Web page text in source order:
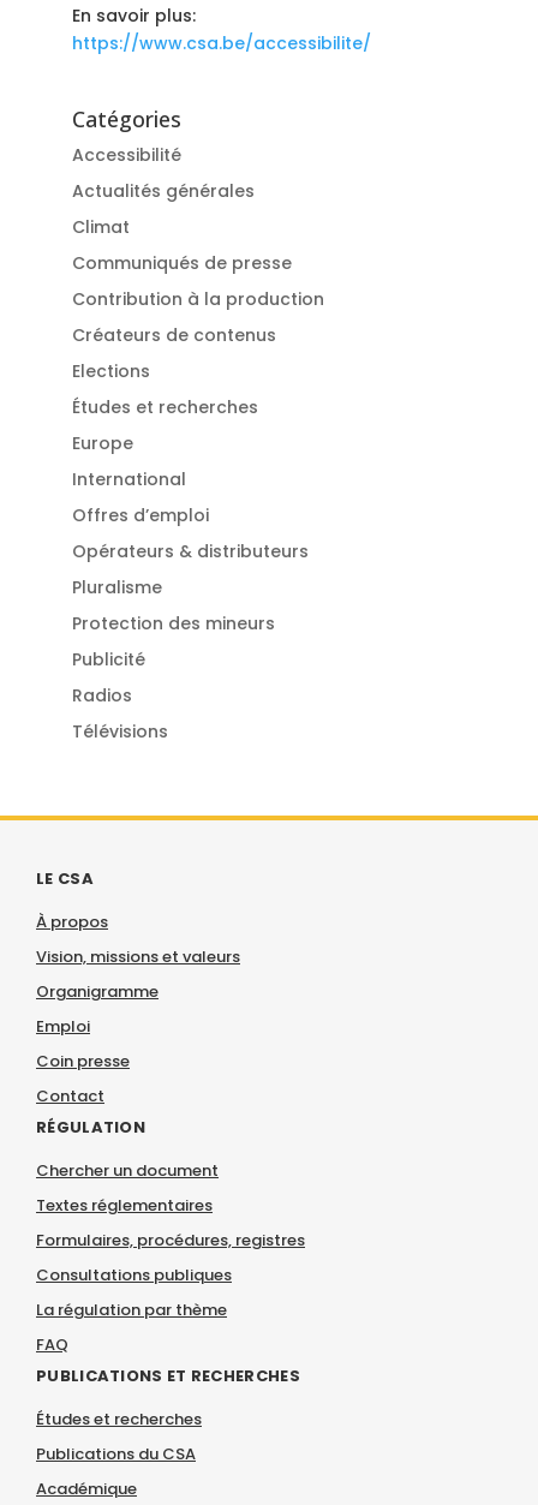
En savoir plus:
https://www.csa.be/accessibilite/
Catégories
Accessibilité
Actualités générales
Climat
Communiqués de presse
Contribution à la production
Créateurs de contenus
Elections
Études et recherches
Europe
International
Offres d’emploi
Opérateurs & distributeurs
Pluralisme
Protection des mineurs
Publicité
Radios
Télévisions
LE CSA
À propos
Vision, missions et valeurs
Organigramme
Emploi
Coin presse
Contact
RÉGULATION
Chercher un document
Textes réglementaires
Formulaires, procédures, registres
Consultations publiques
La régulation par thème
FAQ
PUBLICATIONS ET RECHERCHES
Études et recherches
Publications du CSA
Académique